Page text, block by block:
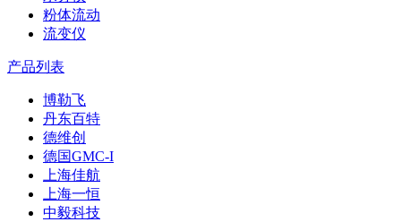
粉体流动
流变仪
产品列表
博勒飞
丹东百特
德维创
德国GMC-I
上海佳航
上海一恒
中毅科技